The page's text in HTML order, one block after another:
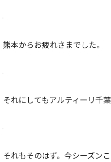
熊本からお疲れさまでした。
それにしてもアルティーリ千
それもそのはず。今シーズン